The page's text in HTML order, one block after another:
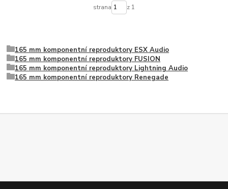
strana z 1
165 mm komponentní reproduktory ESX Audio
165 mm komponentní reproduktory FUSION
165 mm komponentní reproduktory Lightning Audio
165 mm komponentní reproduktory Renegade